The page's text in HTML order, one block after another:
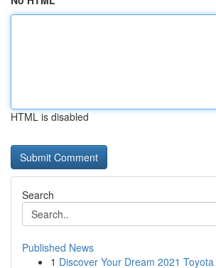
HTML is disabled
Search
Published News
1 Discover Your Dream 2021